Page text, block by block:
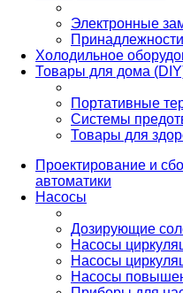
Электронные
Принадлежности
Холодильное
Товары для дома
Портативные
Системы
Товары для
Проектирование и
автоматики
Насосы
Дозирующие
Насосы
Насосы
Насосы